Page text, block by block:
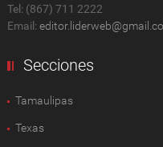
Tel: (867) 711 2222
Email:
Secciones
Tamaulipas
Texas